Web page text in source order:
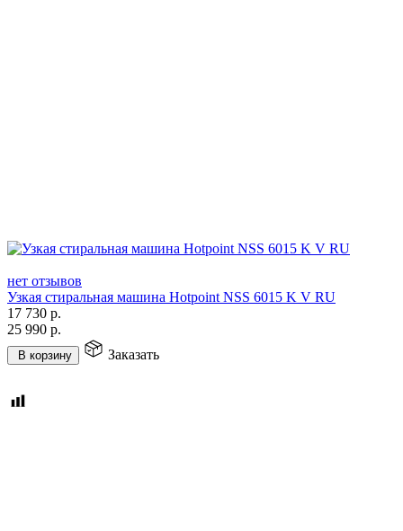
нет отзывов
Узкая стиральная машина Hotpoint NSS 6015 K V RU
17 730 р.
25 990 р.
В корзину Заказать